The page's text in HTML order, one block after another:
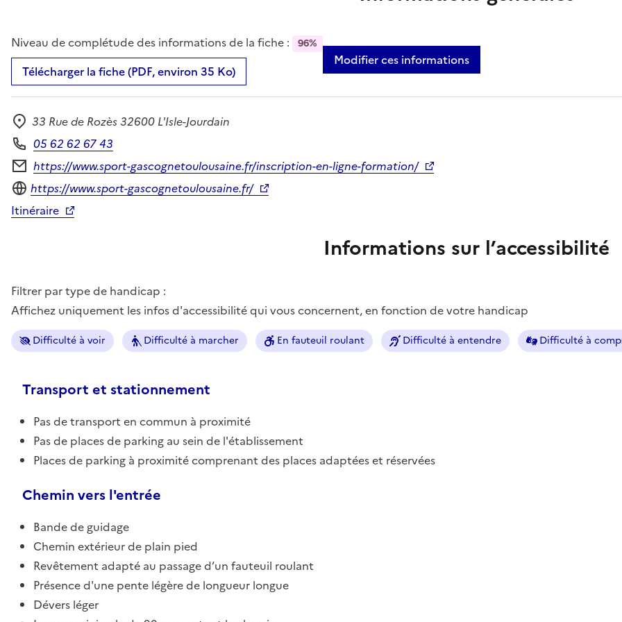
Niveau de complétude des informations de la fiche : 96%
Télécharger la fiche (PDF, environ 35 Ko)
Modifier ces informations
Adresse
33 Rue de Rozès 32600 L'Isle-Jourdain
Téléphone
05 62 62 67 43
Formulaire de contact
https://www.sport-gascognetoulousaine.fr/inscription-en-ligne-formation/
Site internet
https://www.sport-gascognetoulousaine.fr/
Itinéraire
Informations sur l’accessibilité
Filtrer par type de handicap :
Affichez uniquement les infos d'accessibilité qui vous concernent, en fonction de votre handicap
Difficulté à voir Difficulté à marcher En fauteuil roulant Difficulté à entendre Difficulté à
Transport et stationnement
Pas de transport en commun à proximité
Pas de places de parking au sein de l'établissement
Places de parking à proximité comprenant des places adaptées et réservées
Chemin vers l'entrée
Bande de guidage
Chemin extérieur de plain pied
Revêtement adapté au passage d’un fauteuil roulant
Présence d'une pente légère de longueur longue
Dévers léger